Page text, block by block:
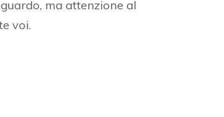
ma attenzione al
voi.